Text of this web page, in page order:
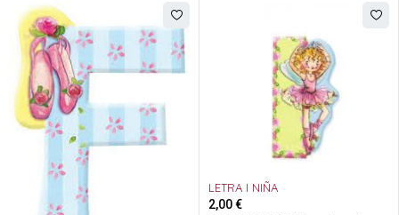
LETRA I NIÑA
2,00€